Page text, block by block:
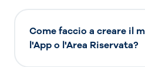
Come faccio a creare il
l'App o l'Area Riservata?